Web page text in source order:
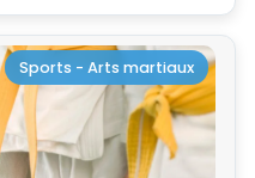
Sports - Arts martiaux